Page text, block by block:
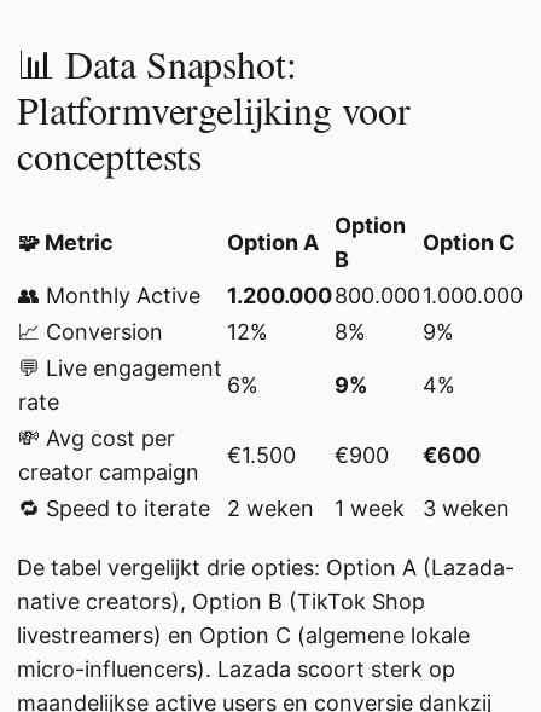
📊 Data Snapshot:
Platformvergelijking voor
concepttests
🧩 Metric Option A
Option
B
Option C
👥 Monthly Active 1.200.000800.0001.000.000
📈 Conversion
12% 8%
9%
💬 Live engagement
rate
6% 9% 4%
💸 Avg cost per
creator campaign
€1.500 €900 €600
🔁 Speed to iterate 2 weken 1 week 3 weken
De tabel vergelijkt drie opties: Option A (Lazada-
native creators), Option B (TikTok Shop
livestreamers) en Option C (algemene lokale
micro-influencers). Lazada scoort sterk op
maandelijkse active users en conversie dankzij